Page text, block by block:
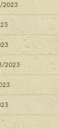
2023
2023